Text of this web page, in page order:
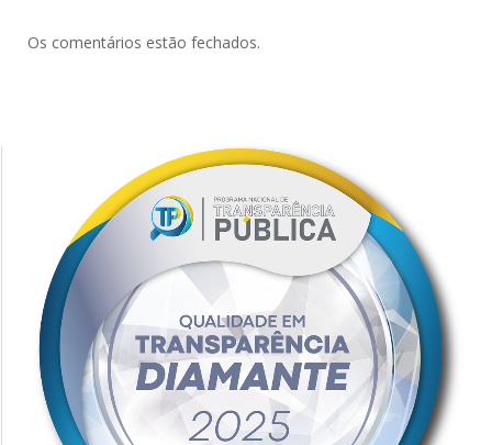
Os comentários estão fechados.